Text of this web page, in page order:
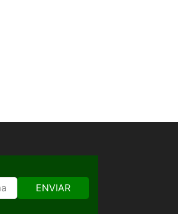
ENVIAR